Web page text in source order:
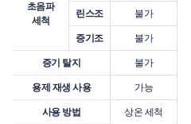
초음파
세척
린스조 불가
증기조 불가
증기 탈지 불가
용제 재생 사용 가능
사용 방법 상온 세척